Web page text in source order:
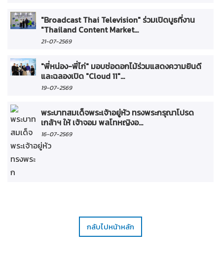
"Broadcast Thai Television" ร่วมเปิดบูธที่งาน
"Thailand Content Market...
21-07-2569
"พี่หน่อง-พี่ไก่" มอบช่อดอกไม้ร่วมแสดงความยินดี
และฉลองเปิด "Cloud 11"...
19-07-2569
พระบาทสมเด็จพระเจ้าอยู่หัว ทรงพระกรุณาโปรด
เกล้าฯ ให้ เจ้าจอม พลโทหญิงอ...
16-07-2569
กลับไปหน้าหลัก